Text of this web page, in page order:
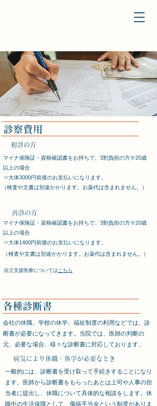
​診察費用
​初診の方
マイナ保険証・資格確認書をお持ちで、3割負担の方※20歳
以上の場合
​⇒大体3000円前後のお支払いになります。
​（検査や文書は別途かかります。お薬代は含まれません。）
​再診の方
マイナ保険証・資格確認書をお持ちで、3割負担の方※20歳
以上の場合
​⇒大体1400円前後のお支払いになります。
​（検査や文書は別途かかります。お薬代は含まれません。）
自立支援医療についてはこちら
​各種診断書
会社の休職、学校の休学、福祉制度の利用などでは、診
断書が必要になってきます。当院では、医師の判断の
元、必要な場合、様々な診断書に対応しております。
病気により休職・休学が必要なとき
一般的には、診断書を受け取って手続きすることになり
ます。医師から診断書をもらったあとは上司や人事の担
当者に提出し、休職について具体的な相談をします。休
職中の生活保障として、傷病手当金という制度がありま